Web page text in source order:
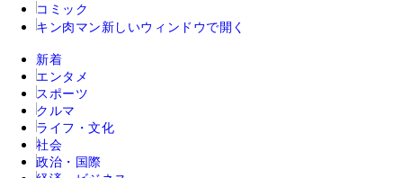
コミック
キン肉マン 新しいウィンドウで開く
新着
エンタメ
スポーツ
クルマ
ライフ・文化
社会
政治・国際